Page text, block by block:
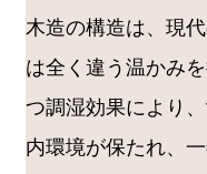
木造の構造は、現
は全く違う温かみ
つ調湿効果により
内環境が保たれ、